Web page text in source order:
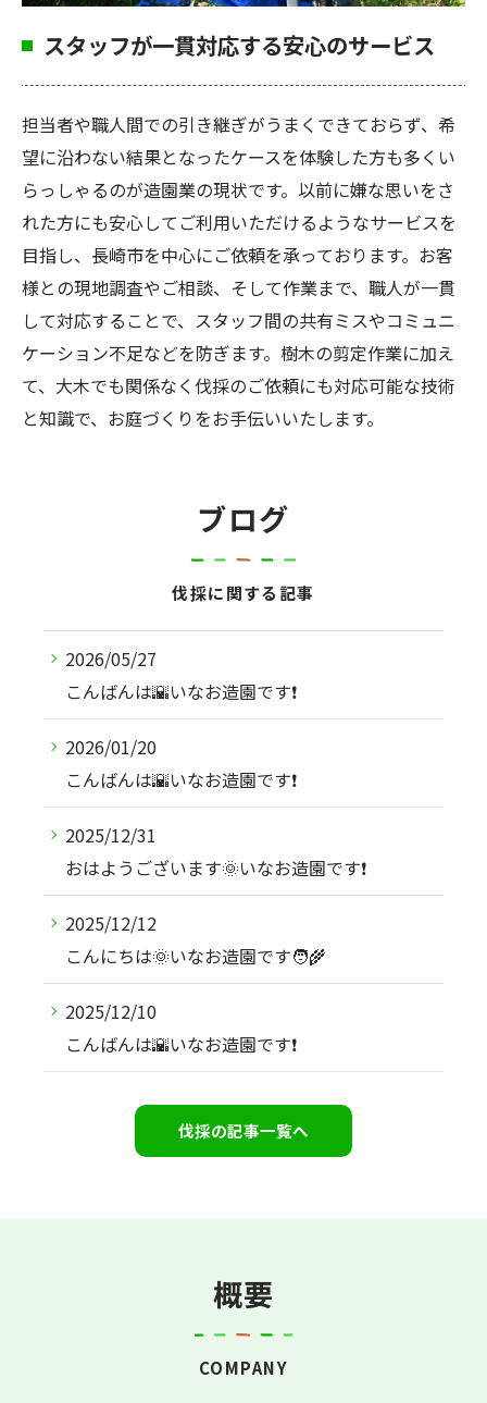
スタッフが一貫対応する安心のサービス
担当者や職人間での引き継ぎがうまくできておらず、希
望に沿わない結果となったケースを体験した方も多くい
らっしゃるのが造園業の現状です。以前に嫌な思いをさ
れた方にも安心してご利用いただけるようなサービスを
目指し、長崎市を中心にご依頼を承っております。お客
様との現地調査やご相談、そして作業まで、職人が一貫
して対応することで、スタッフ間の共有ミスやコミュニ
ケーション不足などを防ぎます。樹木の剪定作業に加え
て、大木でも関係なく伐採のご依頼にも対応可能な技術
と知識で、お庭づくりをお手伝いいたします。
ブログ
伐採に関する記事
2026/05/27
こんばんは🌇いなお造園です❗️
2026/01/20
こんばんは🌇いなお造園です❗️
2025/12/31
おはようございます🌞いなお造園です❗️
2025/12/12
こんにちは🌞いなお造園です🧑‍🌾
2025/12/10
こんばんは🌇いなお造園です❗️
伐採の記事一覧へ
概要
COMPANY